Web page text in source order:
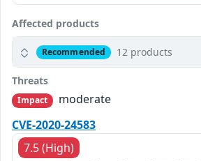
Affected products
Recommended 12 products
Threats
Impact
moderate
CVE-2020-24583
7.5 (High)